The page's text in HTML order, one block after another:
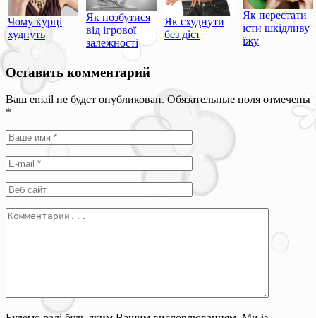
Чому курці
худнуть
Як позбутися
від ігрової
залежності
Як схуднути
без дієт
Як перестати
їсти шкідливу
їжу
Оставить комментарий
Ваш email не будет опубликован. Обязательные поля отмечены
*